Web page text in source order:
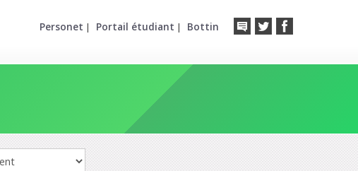
Personet | Portail étudiant | Bottin